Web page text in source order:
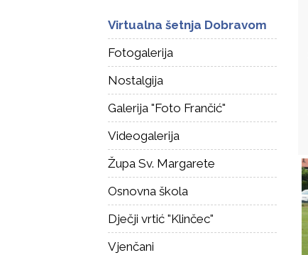
Virtualna šetnja Dobravom
Fotogalerija
Nostalgija
Galerija "Foto Frančić"
Videogalerija
Župa Sv. Margarete
Osnovna škola
Dječji vrtić "Klinčec"
Vjenčani